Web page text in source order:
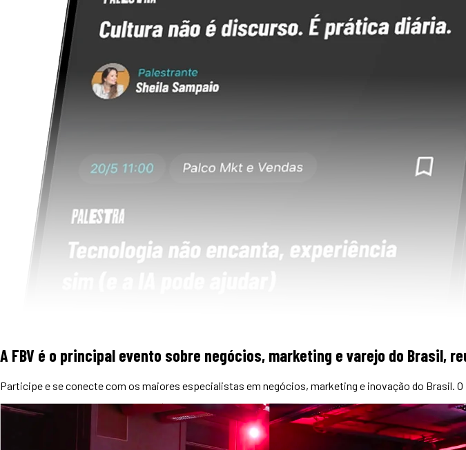
A FBV é o principal evento sobre negócios, marketing e varejo do Brasil,
Participe e se conecte com os maiores especialistas em negócios, marketing e inovação do Brasil.